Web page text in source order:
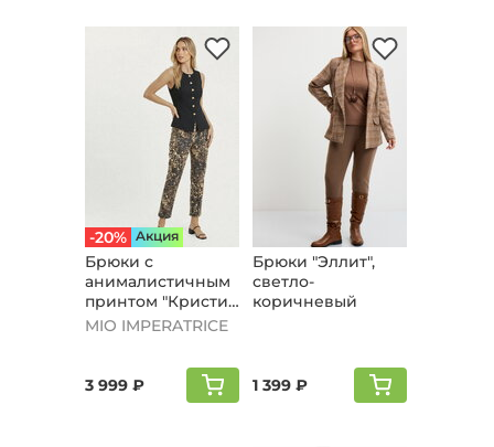
-20% Aкция
Брюки с
анималистичным
принтом "Кристи",
коричневый
MIO IMPERATRICE
3 999 ₽
Брюки "Эллит",
светло-
коричневый
1 399 ₽